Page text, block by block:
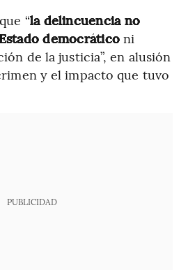
“la delincuencia no
democrático ni
de la justicia”, en alusión
y el impacto que tuvo
PUBLICIDAD